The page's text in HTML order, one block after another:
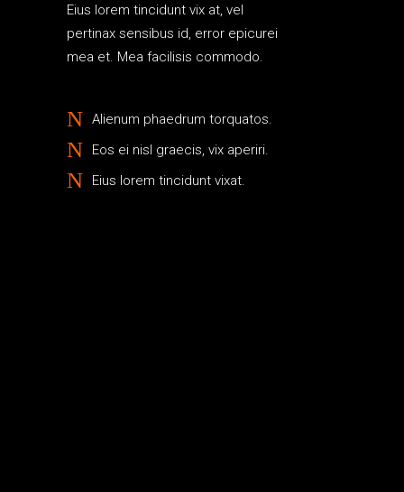
Eius lorem tincidunt vix at, vel
pertinax sensibus id, error epicurei
mea et. Mea facilisis commodo.
Alienum phaedrum torquatos.
Eos ei nisl graecis, vix aperiri.
Eius lorem tincidunt vixat.